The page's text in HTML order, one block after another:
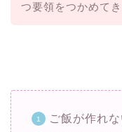
つ要領をつかめてき
ご飯が作れ